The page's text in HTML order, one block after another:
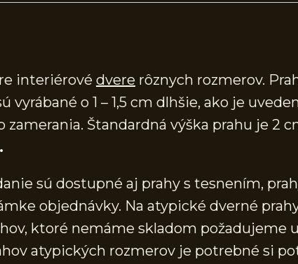
interiérové dvere rôznych rozmerov.
vyrábané o 1 – 1,5 cm dlhšie, ako je
Štandardná výška prahu je 2
sú dostupné aj prahy s tesnením,
objednávky. Na atypické dverné
ktoré nemáme skladom požadujeme
atypických rozmerov je potrebné si